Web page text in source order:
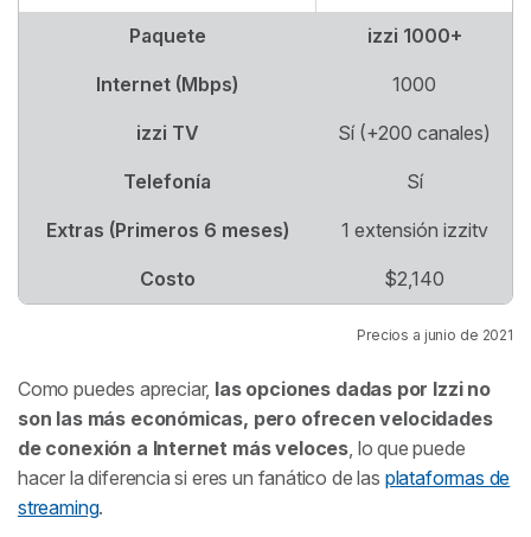
Paquete izzi 1000+
Internet (Mbps) 1000
izzi TV Sí (+200 canales)
Telefonía Sí
Extras (Primeros 6 meses) 1 extensión izzitv
Costo $2,140
Precios a junio de 2021
Como puedes apreciar, las opciones dadas por Izzi no
son las más económicas, pero ofrecen velocidades
de conexión a Internet más veloces , lo que puede
hacer la diferencia si eres un fanático de las plataformas de
streaming.